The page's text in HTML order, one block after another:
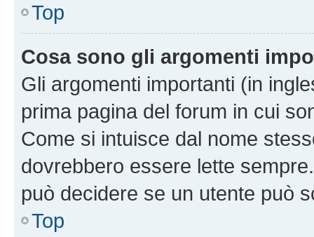
Top
Cosa sono gli argomenti
Gli argomenti importanti (in
prima pagina del forum in cui
Come si intuisce dal nome
dovrebbero essere lette
può decidere se un utente può
Top